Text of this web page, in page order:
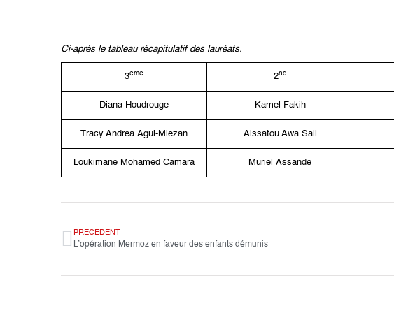
Ci-après le tableau récapitulatif des lauréats.
3ème 2nd
Diana Houdrouge Kamel Fakih
Tracy AndreaAgui-Miezan Aissatou Awa Sall
Loukimane Mohamed Camara MurielAssande
PRÉCÉDENT
L’opération Mermoz en faveur des enfants démunis